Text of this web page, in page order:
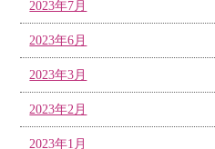
2023年7月
2023年6月
2023年3月
2023年2月
2023年1月